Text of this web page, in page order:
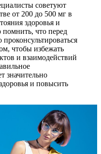
советуют
от 200 до 500 мг в
здоровья и
что перед
чтобы избежать
и взаимодействий
значительно
и повысить